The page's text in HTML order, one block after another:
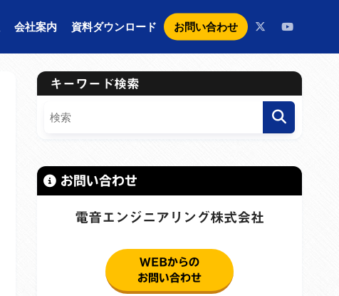
会社案内 資料ダウンロード お問い合わせ
キーワード検索
お問い合わせ
電音エンジニアリング株式会社
WEBからの
お問い合わせ